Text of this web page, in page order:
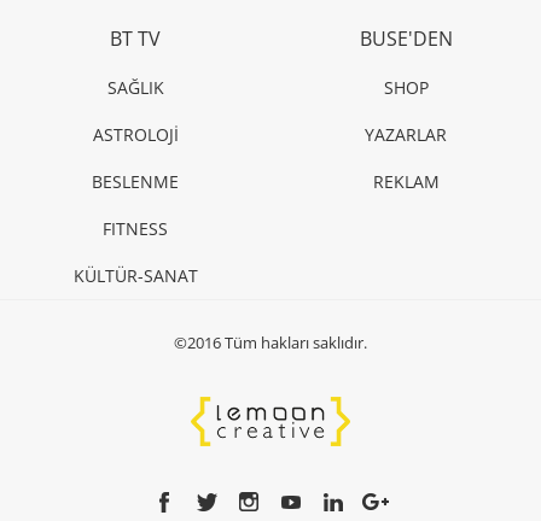
BT TV
SAĞLIK
ASTROLOJİ
BESLENME
FITNESS
KÜLTÜR-SANAT
BUSE'DEN
SHOP
YAZARLAR
REKLAM
©2016 Tüm hakları saklıdır.